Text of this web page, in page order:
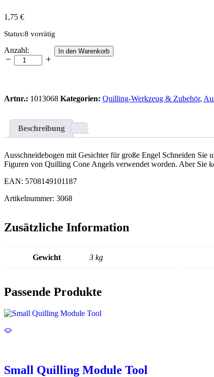
1,75 €
Status:8 vorrätig
Große
Engelsgesichter
Anzahl: In den Warenkorb
Artnr.: 1013068 Kategorien: Quilling-Werkzeug & Zubehör,
Beschreibung
Ausschneidebogen mit Gesichter für große Engel Schneiden Sie
Figuren von Quilling Cone Angels verwendet worden. Aber Sie
EAN: 5708149101187
Artikelnummer: 3068
Zusätzliche Information
Gewicht 3 kg
Passende Produkte
Small Quilling Module Tool